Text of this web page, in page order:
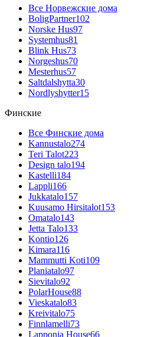
Все Норвежские дома
BoligPartner102
Norske Hus97
Systemhus81
Blink Hus73
Norgeshus70
Mesterhus57
Saltdalshytta30
Nordlyshytter15
Финские
Все Финские дома
Kannustalo274
Teri Talot223
Design talo194
Kastelli184
Lappli166
Jukkatalo157
Kuusamo Hirsitalot153
Omatalo143
Jetta Talo133
Kontio126
Kimara116
Mammutti Koti109
Planiatalo97
Sievitalo92
PolarHouse88
Vieskatalo83
Kreivitalo75
Finnlamelli73
Lapponia House66